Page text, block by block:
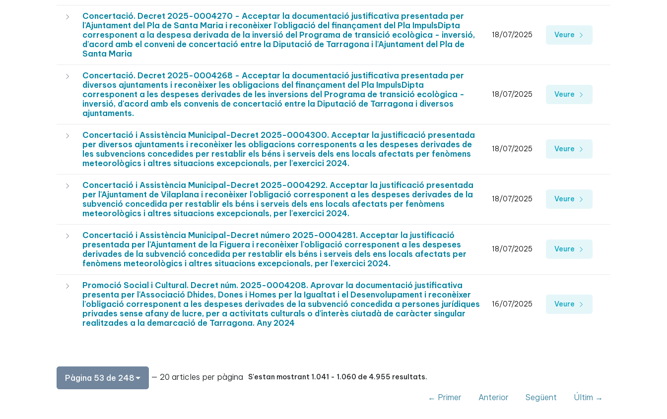
Concertació. Decret 2025-0004270 - Acceptar la documentació justificativa presentada per
l'Ajuntament del Pla de Santa Maria i reconèixer l'obligació del finançament del Pla ImpulsDipta
corresponent a la despesa derivada de la inversió del Programa de transició ecològica - inversió,
d'acord amb el conveni de concertació entre la Diputació de Tarragona i l'Ajuntament del Pla de
Santa Maria
18/07/2025 Veure
Concertació. Decret 2025-0004268 - Acceptar la documentació justificativa presentada per
diversos ajuntaments i reconèixer les obligacions del finançament del Pla ImpulsDipta
corresponent a les despeses derivades de les inversions del Programa de transició ecològica -
inversió, d'acord amb els convenis de concertació entre la Diputació de Tarragona i diversos
ajuntaments.
18/07/2025 Veure
Concertació i Assistència Municipal-Decret 2025-0004300. Acceptar la justificació presentada
per diversos ajuntaments i reconèixer les obligacions corresponents a les despeses derivades de
les subvencions concedides per restablir els béns i serveis dels ens locals afectats per fenòmens
meteorològics i altres situacions excepcionals, per l'exercici 2024.
18/07/2025 Veure
Concertació i Assistència Municipal-Decret 2025-0004292. Acceptar la justificació presentada
per l'Ajuntament de Vilaplana i reconèixer l'obligació corresponent a les despeses derivades de la
subvenció concedida per restablir els béns i serveis dels ens locals afectats per fenòmens
meteorològics i altres situacions excepcionals, per l'exercici 2024.
18/07/2025 Veure
Concertació i Assistència Municipal-Decret número 2025-0004281. Acceptar la justificació
presentada per l'Ajuntament de la Figuera i reconèixer l'obligació corresponent a les despeses
derivades de la subvenció concedida per restablir els béns i serveis dels ens locals afectats per
fenòmens meteorològics i altres situacions excepcionals, per l'exercici 2024.
18/07/2025 Veure
Promoció Social i Cultural. Decret núm. 2025-0004208. Aprovar la documentació justificativa
presenta per l'Associació Dhides, Dones i Homes per la Igualtat i el Desenvolupament i reconèixer
l'obligació corresponent a les despeses derivades de la subvenció concedida a persones jurídiques
privades sense afany de lucre, per a activitats culturals o d'interès ciutadà de caràcter singular
realitzades a la demarcació de Tarragona. Any 2024
16/07/2025 Veure
Pàgina 53 de 248 — 20 articles per pàgina S'estan mostrant 1.041 - 1.060 de 4.955 resultats.
← Primer Anterior Següent Últim →